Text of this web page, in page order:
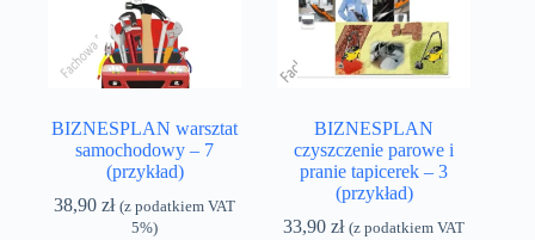
BIZNESPLAN warsztat
samochodowy – 7
(przykład)
38,90zł (z podatkiem VAT
5%)
BIZNESPLAN
czyszczenie parowe i
pranie tapicerek – 3
(przykład)
33,90zł (z podatkiem VAT